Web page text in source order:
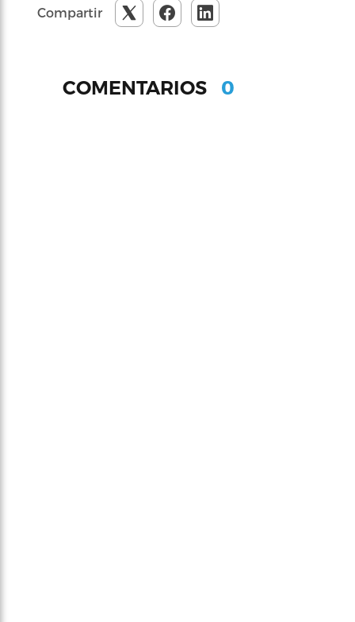
Compartir
COMENTARIOS 0